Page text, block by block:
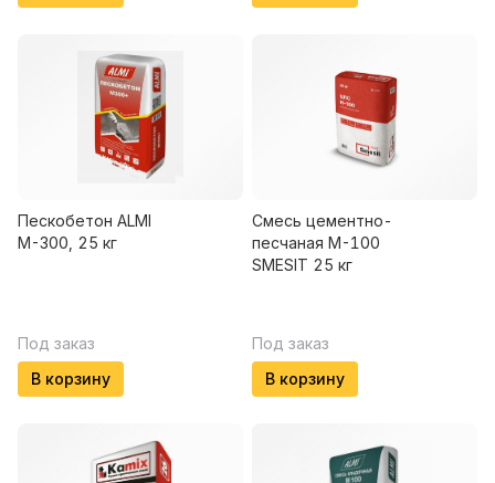
Пескобетон ALMI
М-300, 25 кг
Под заказ
В корзину
Смесь цементно-
песчаная М-100
SMESIT 25 кг
Под заказ
В корзину